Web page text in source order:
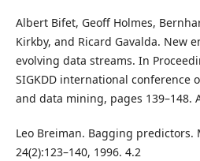
Albert Bifet, Geoff Holmes,
Kirkby, and Ricard Gavalda. New
evolving data streams. In
SIGKDD international conference
and data mining, pages 139–148.
Leo Breiman. Bagging predictors.
24(2):123–140, 1996. 4.2